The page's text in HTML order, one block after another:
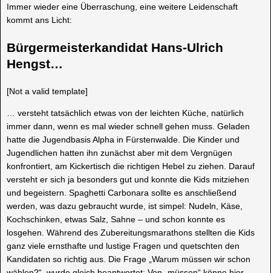
Immer wieder eine Überraschung, eine weitere Leidenschaft
kommt ans Licht:
Bürgermeisterkandidat Hans-Ulrich
Hengst…
[Not a valid template]
… versteht tatsächlich etwas von der leichten Küche, natürlich
immer dann, wenn es mal wieder schnell gehen muss. Geladen
hatte die Jugendbasis Alpha in Fürstenwalde. Die Kinder und
Jugendlichen hatten ihn zunächst aber mit dem Vergnügen
konfrontiert, am Kickertisch die richtigen Hebel zu ziehen. Darauf
versteht er sich ja besonders gut und konnte die Kids mitziehen
und begeistern. Spaghetti Carbonara sollte es anschließend
werden, was dazu gebraucht wurde, ist simpel: Nudeln, Käse,
Kochschinken, etwas Salz, Sahne – und schon konnte es
losgehen. Während des Zubereitungsmarathons stellten die Kids
ganz viele ernsthafte und lustige Fragen und quetschten den
Kandidaten so richtig aus. Die Frage „Warum müssen wir schon